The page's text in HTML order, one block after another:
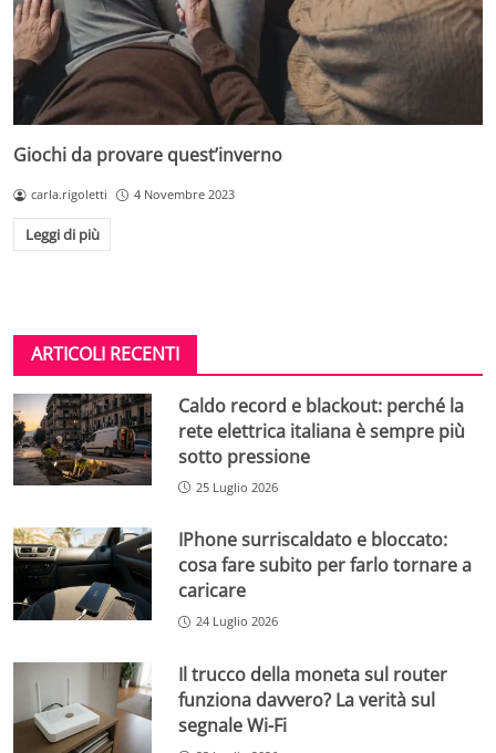
Giochi da provare quest’inverno
carla.rigoletti 4 Novembre 2023
Leggi di più
ARTICOLI RECENTI
Caldo record e blackout: perché la
rete elettrica italiana è sempre più
sotto pressione
25 Luglio 2026
IPhone surriscaldato e bloccato:
cosa fare subito per farlo tornare a
caricare
24 Luglio 2026
Il trucco della moneta sul router
funziona davvero? La verità sul
segnale Wi-Fi